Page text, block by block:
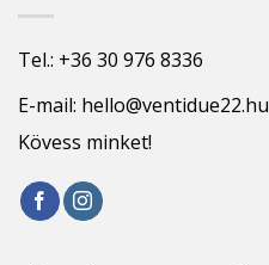
Tel.: +36 30 976 8336
E-mail: hello@ventidue22.hu
Kövess minket!